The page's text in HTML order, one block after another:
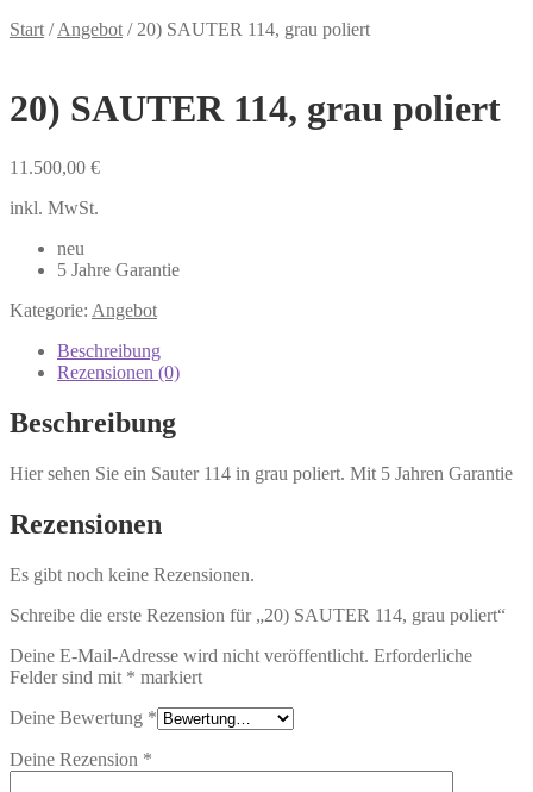
Start /Angebot / 20) SAUTER 114, grau poliert
20) SAUTER 114, grau poliert
11.500,00 €
inkl. MwSt.
neu
5 Jahre Garantie
Kategorie: Angebot
Beschreibung
Rezensionen (0)
Beschreibung
Hier sehen Sie ein Sauter 114 in grau poliert. Mit 5 Jahren Garantie
Rezensionen
Es gibt noch keine Rezensionen.
Schreibe die erste Rezension für „20) SAUTER 114, grau poliert“
Deine E-Mail-Adresse wird nicht veröffentlicht. Erforderliche
Felder sind mit * markiert
Deine Bewertung *
Deine Rezension *